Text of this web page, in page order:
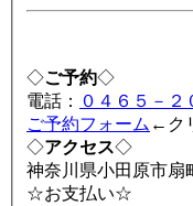
◇ご予約◇
電話： ０４６５－２
ご予約フォーム ←ク
◇アクセス◇
神奈川県小田原市
☆お支払い☆